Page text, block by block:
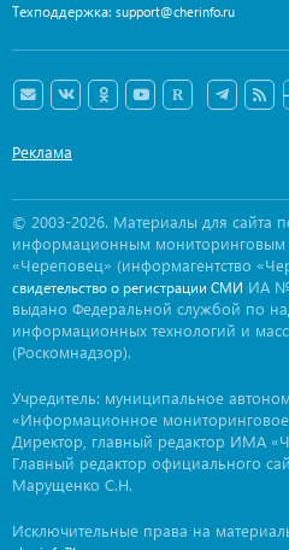
Техподдержка: support@cherinfo.ru
Реклама
© 2003-2026. Материалы для сайта
информационным мониторинговым
«Череповец» (информагентство
свидетельство о регистрации СМИ ИА №
выдано Федеральной службой по
информационных технологий и
(Роскомнадзор).
Учредитель: муниципальное
«Информационное мониторинговое
Директор, главный редактор ИМА
Главный редактор официального
Марущенко С.Н.
Исключительные права на